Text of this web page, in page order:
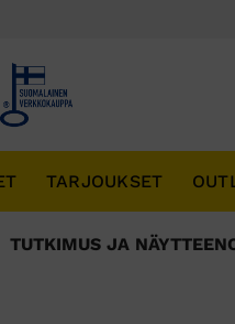
TARJOUKSET
TUTKIMUS JA